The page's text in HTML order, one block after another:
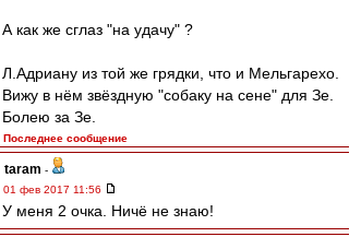
А как же сглаз "на удачу" ?
Л.Адриану из той же грядки, что и Мельгарехо.
Вижу в нём звёздную "собаку на сене" для Зе.
Болею за Зе.
Последнее сообщение
taram -
01 фев 2017 11:56
У меня 2 очка. Ничё не знаю!